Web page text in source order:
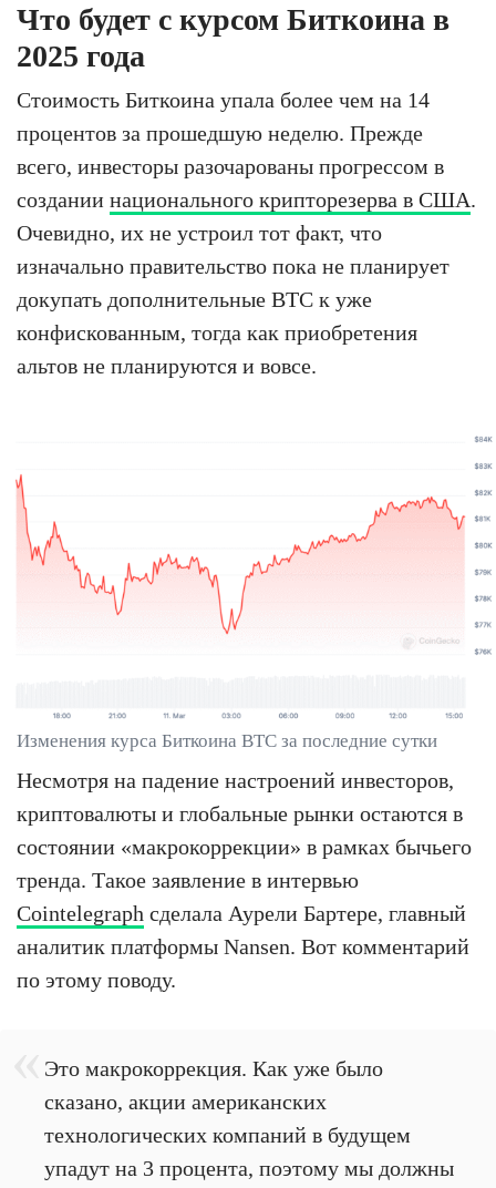
Что будет с курсом Биткоина в
2025 года
Стоимость Биткоина упала более чем на 14
процентов за прошедшую неделю. Прежде
всего, инвесторы разочарованы прогрессом в
создании национального крипторезерва в США.
Очевидно, их не устроил тот факт, что
изначально правительство пока не планирует
докупать дополнительные BTC к уже
конфискованным, тогда как приобретения
альтов не планируются и вовсе.
Изменения курса Биткоина BTC за последние сутки
Несмотря на падение настроений инвесторов,
криптовалюты и глобальные рынки остаются в
состоянии «макрокоррекции» в рамках бычьего
тренда. Такое заявление в интервью
Cointelegraph сделала Аурели Бартере, главный
аналитик платформы Nansen. Вот комментарий
по этому поводу.
Это макрокоррекция. Как уже было
сказано, акции американских
технологических компаний в будущем
упадут на 3 процента, поэтому мы должны